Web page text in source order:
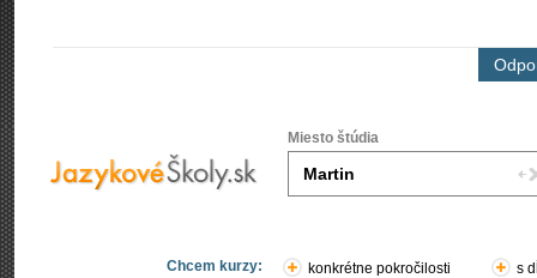
Miesto štúdia
Chcem kurzy: konkrétne pokročilosti s